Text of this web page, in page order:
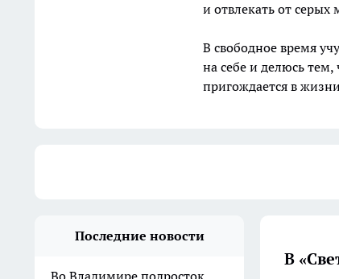
и отвлекать от серых
В свободное время
на себе и делюсь
пригождается в
Последние новости
Во Владимире подросток
В